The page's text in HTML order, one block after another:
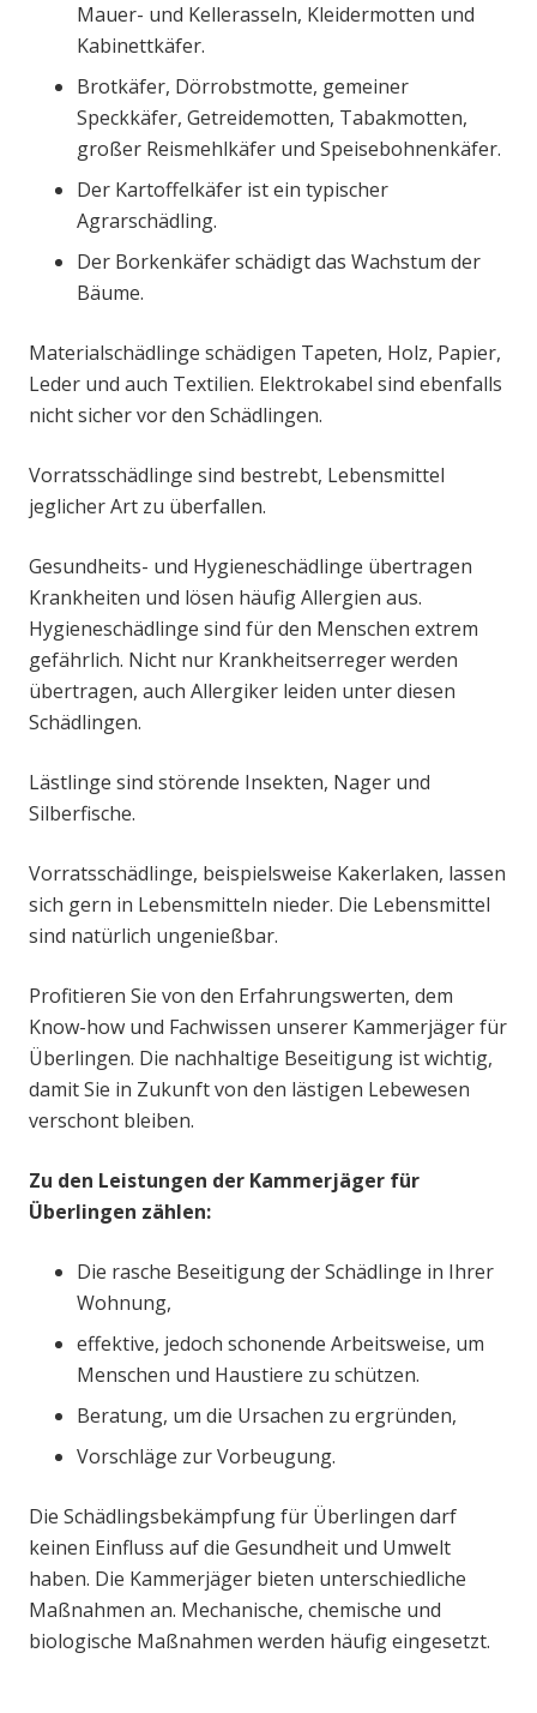
Mauer- und Kellerasseln, Kleidermotten und
Kabinettkäfer.
Brotkäfer, Dörrobstmotte, gemeiner
Speckkäfer, Getreidemotten, Tabakmotten,
großer Reismehlkäfer und Speisebohnenkäfer.
Der Kartoffelkäfer ist ein typischer
Agrarschädling.
Der Borkenkäfer schädigt das Wachstum der
Bäume.
Materialschädlinge schädigen Tapeten, Holz, Papier,
Leder und auch Textilien. Elektrokabel sind ebenfalls
nicht sicher vor den Schädlingen.
Vorratsschädlinge sind bestrebt, Lebensmittel
jeglicher Art zu überfallen.
Gesundheits- und Hygieneschädlinge übertragen
Krankheiten und lösen häufig Allergien aus.
Hygieneschädlinge sind für den Menschen extrem
gefährlich. Nicht nur Krankheitserreger werden
übertragen, auch Allergiker leiden unter diesen
Schädlingen.
Lästlinge sind störende Insekten, Nager und
Silberfische.
Vorratsschädlinge, beispielsweise Kakerlaken, lassen
sich gern in Lebensmitteln nieder. Die Lebensmittel
sind natürlich ungenießbar.
Profitieren Sie von den Erfahrungswerten, dem
Know-how und Fachwissen unserer Kammerjäger für
Überlingen. Die nachhaltige Beseitigung ist wichtig,
damit Sie in Zukunft von den lästigen Lebewesen
verschont bleiben.
Zu den Leistungen der Kammerjäger für
Überlingen zählen:
Die rasche Beseitigung der Schädlinge in Ihrer
Wohnung,
effektive, jedoch schonende Arbeitsweise, um
Menschen und Haustiere zu schützen.
Beratung, um die Ursachen zu ergründen,
Vorschläge zur Vorbeugung.
Die Schädlingsbekämpfung für Überlingen darf
keinen Einfluss auf die Gesundheit und Umwelt
haben. Die Kammerjäger bieten unterschiedliche
Maßnahmen an. Mechanische, chemische und
biologische Maßnahmen werden häufig eingesetzt.